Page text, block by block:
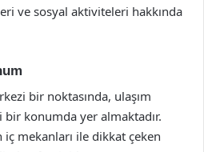
ve sosyal aktiviteleri hakkında
bir noktasında, ulaşım
bir konumda yer almaktadır.
mekanları ile dikkat çeken